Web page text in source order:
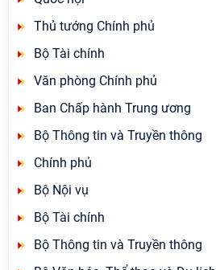
Thủ tướng Chính phủ
Bộ Tài chính
Văn phòng Chính phủ
Ban Chấp hành Trung ương
Bộ Thông tin và Truyền thông
Chính phủ
Bộ Nội vụ
Bộ Tài chính
Bộ Thông tin và Truyền thông